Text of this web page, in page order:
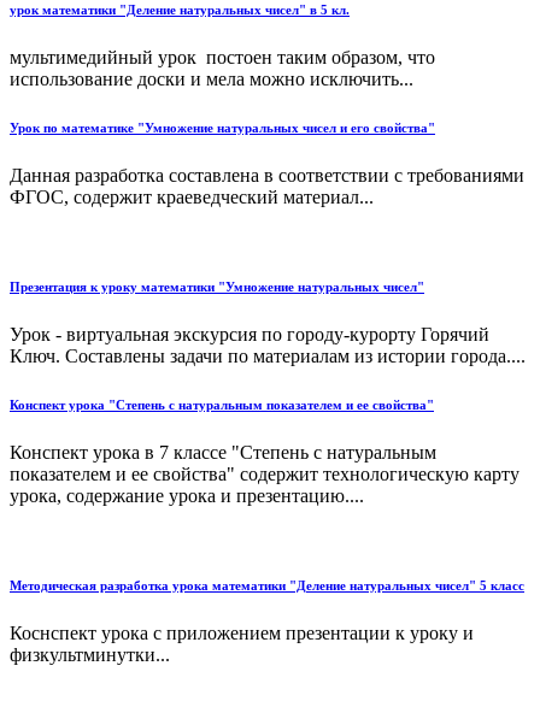
урок математики "Деление натуральных чисел" в 5 кл.
мультимедийный урок постоен таким образом, что
использование доски и мела можно исключить...
Урок по математике "Умножение натуральных чисел и его свойства"
Данная разработка составлена в соответствии с требованиями
ФГОС, содержит краеведческий материал...
Презентация к уроку математики "Умножение натуральных чисел"
Урок - виртуальная экскурсия по городу-курорту Горячий
Ключ. Составлены задачи по материалам из истории города....
Конспект урока "Степень с натуральным показателем и ее свойства"
Конспект урока в 7 классе "Степень с натуральным
показателем и ее свойства" содержит технологическую карту
урока, содержание урока и презентацию....
Методическая разработка урока математики "Деление натуральных чисел" 5 класс
Коснспект урока с приложением презентации к уроку и
физкультминутки...